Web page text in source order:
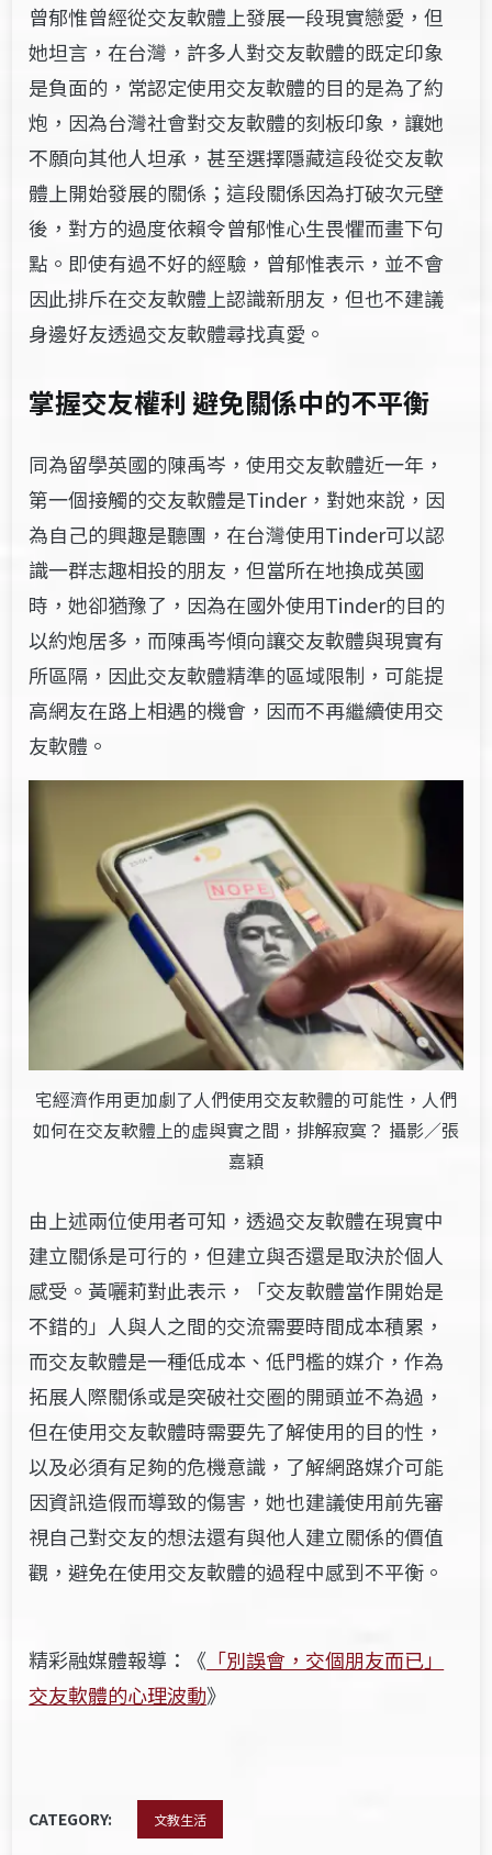
曾郁惟曾經從交友軟體上發展一段現實戀愛，但
她坦言，在台灣，許多人對交友軟體的既定印象
是負面的，常認定使用交友軟體的目的是為了約
炮，因為台灣社會對交友軟體的刻板印象，讓她
不願向其他人坦承，甚至選擇隱藏這段從交友軟
體上開始發展的關係；這段關係因為打破次元壁
後，對方的過度依賴令曾郁惟心生畏懼而畫下句
點。即使有過不好的經驗，曾郁惟表示，並不會
因此排斥在交友軟體上認識新朋友，但也不建議
身邊好友透過交友軟體尋找真愛。
掌握交友權利 避免關係中的不平衡
同為留學英國的陳禹岑，使用交友軟體近一年，
第一個接觸的交友軟體是Tinder，對她來說，因
為自己的興趣是聽團，在台灣使用Tinder可以認
識一群志趣相投的朋友，但當所在地換成英國
時，她卻猶豫了，因為在國外使用Tinder的目的
以約炮居多，而陳禹岑傾向讓交友軟體與現實有
所區隔，因此交友軟體精準的區域限制，可能提
高網友在路上相遇的機會，因而不再繼續使用交
友軟體。
宅經濟作用更加劇了人們使用交友軟體的可能性，人們
如何在交友軟體上的虛與實之間，排解寂寞？ 攝影／張
嘉穎
由上述兩位使用者可知，透過交友軟體在現實中
建立關係是可行的，但建立與否還是取決於個人
感受。黃囇莉對此表示，「交友軟體當作開始是
不錯的」人與人之間的交流需要時間成本積累，
而交友軟體是一種低成本、低門檻的媒介，作為
拓展人際關係或是突破社交圈的開頭並不為過，
但在使用交友軟體時需要先了解使用的目的性，
以及必須有足夠的危機意識，了解網路媒介可能
因資訊造假而導致的傷害，她也建議使用前先審
視自己對交友的想法還有與他人建立關係的價值
觀，避免在使用交友軟體的過程中感到不平衡。
精彩融媒體報導：《 「別誤會，交個朋友而已」
交友軟體的心理波動》
CATEGORY: 文教生活